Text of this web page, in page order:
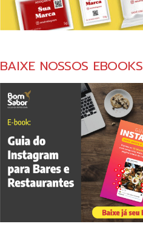
BAIXE NOSSOS EBOOKS